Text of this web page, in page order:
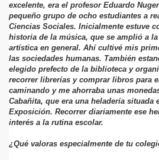
excelente, era el profesor Eduardo
pequeño grupo de ocho estudiantes a
Ciencias Sociales. Inicialmente estuve
historia de la música, que se amplió a
artística en general. Ahí cultivé mis
las sociedades humanas. También
elegido prefecto de la biblioteca y
recorrer librerías y comprar libros para
caminando y me ahorraba unas
Cabañita, que era una heladería situada
Exposición. Recorrer diariamente ese
interés a la rutina escolar.
¿Qué valoras especialmente de tu